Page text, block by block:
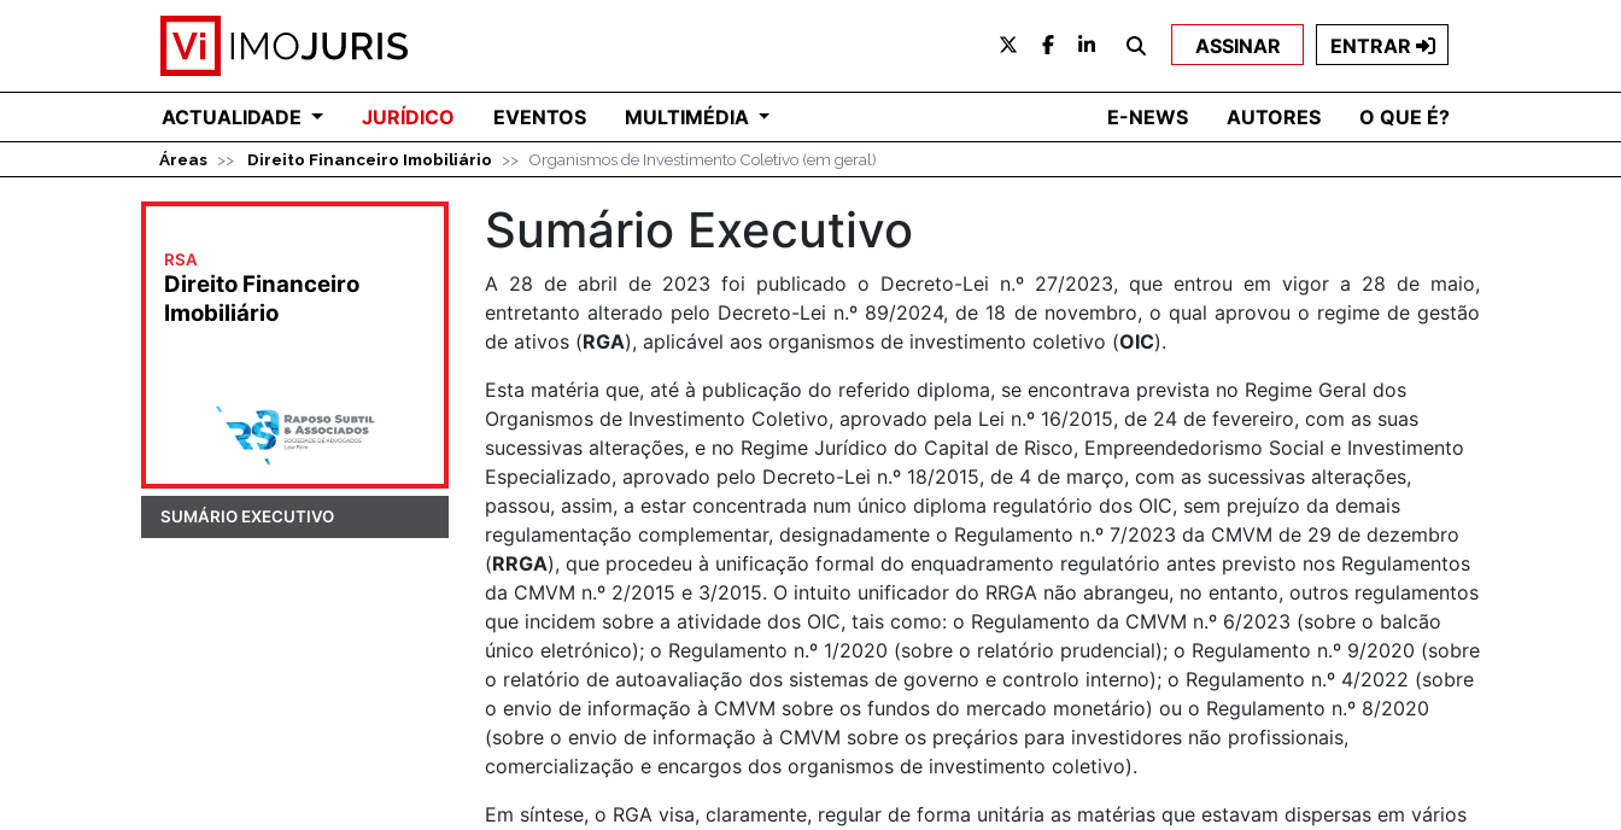
ASSINAR ENTRAR
ACTUALIDADE JURÍDICO EVENTOS MULTIMÉDIA E-NEWS AUTORES O QUE É?
Áreas Direito Financeiro Imobiliário Organismos de Investimento Coletivo (em geral)
RSA
Direito Financeiro
Imobiliário
SUMÁRIO EXECUTIVO
Sumário Executivo
A 28 de abril de 2023 foi publicado o Decreto-Lei n.º 27/2023, que entrou em vigor a 28 de maio,
entretanto alterado pelo Decreto-Lei n.º 89/2024, de 18 de novembro, o qual aprovou o regime de gestão
de ativos (RGA), aplicável aos organismos de investimento coletivo (OIC).
Esta matéria que, até à publicação do referido diploma, se encontrava prevista no Regime Geral dos
Organismos de Investimento Coletivo, aprovado pela Lei n.º 16/2015, de 24 de fevereiro, com as suas
sucessivas alterações, e no Regime Jurídico do Capital de Risco, Empreendedorismo Social e Investimento
Especializado, aprovado pelo Decreto-Lei n.º 18/2015, de 4 de março, com as sucessivas alterações,
passou, assim, a estar concentrada num único diploma regulatório dos OIC, sem prejuízo da demais
regulamentação complementar, designadamente o Regulamento n.º 7/2023 da CMVM de 29 de dezembro
(RRGA), que procedeu à unificação formal do enquadramento regulatório antes previsto nos Regulamentos
da CMVM n.º 2/2015 e 3/2015. O intuito unificador do RRGA não abrangeu, no entanto, outros regulamentos
que incidem sobre a atividade dos OIC, tais como: o Regulamento da CMVM n.º 6/2023 (sobre o balcão
único eletrónico); o Regulamento n.º 1/2020 (sobre o relatório prudencial); o Regulamento n.º 9/2020 (sobre
o relatório de autoavaliação dos sistemas de governo e controlo interno); o Regulamento n.º 4/2022 (sobre
o envio de informação à CMVM sobre os fundos do mercado monetário) ou o Regulamento n.º 8/2020
(sobre o envio de informação à CMVM sobre os preçários para investidores não profissionais,
comercialização e encargos dos organismos de investimento coletivo).
Em síntese, o RGA visa, claramente, regular de forma unitária as matérias que estavam dispersas em vários